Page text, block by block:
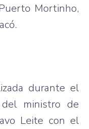
Mortinho,
durante el
ministro de
Leite con el